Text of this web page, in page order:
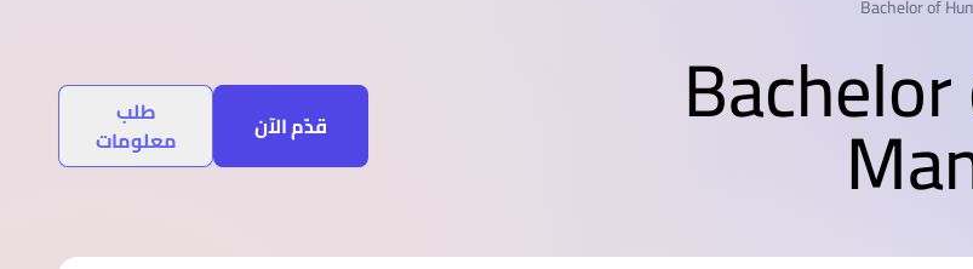
International Medical University (IMU)
Malaysia's first and most established private medical
healthcare
Asia School of Business
Massachusetts Institute of Technology
Bachelor of
قدّم الآن
طلب
معلومات